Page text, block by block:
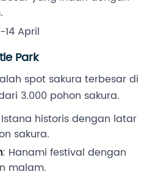
14 April
Park
spot sakura terbesar di
3.000 pohon sakura.
historis dengan latar
sakura.
: Hanami festival dengan
malam.